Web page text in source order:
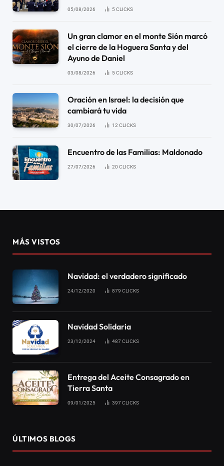
05/08/2026 5CLICKS
Un gran clamor en el monte Sión marcó
el cierre de la Hoguera Santa y del
Ayuno de Daniel
03/08/2026 5CLICKS
Oración en Israel: la decisión que
cambiará tu vida
30/07/2026 12 CLICKS
Encuentro de las Familias: Maldonado
27/07/2026 20 CLICKS
MÁS VISTOS
Navidad: el verdadero significado
24/12/2020 879 CLICKS
Navidad Solidaria
23/12/2024 487 CLICKS
Entrega del Aceite Consagrado en
Tierra Santa
09/01/2025 397 CLICKS
ÚLTIMOS BLOGS